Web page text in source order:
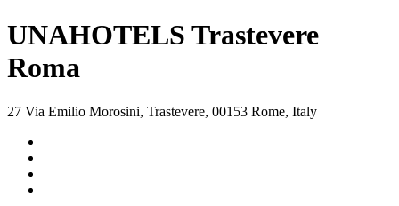
UNAHOTELS Trastevere
Roma
27 Via Emilio Morosini, Trastevere, 00153 Rome, Italy